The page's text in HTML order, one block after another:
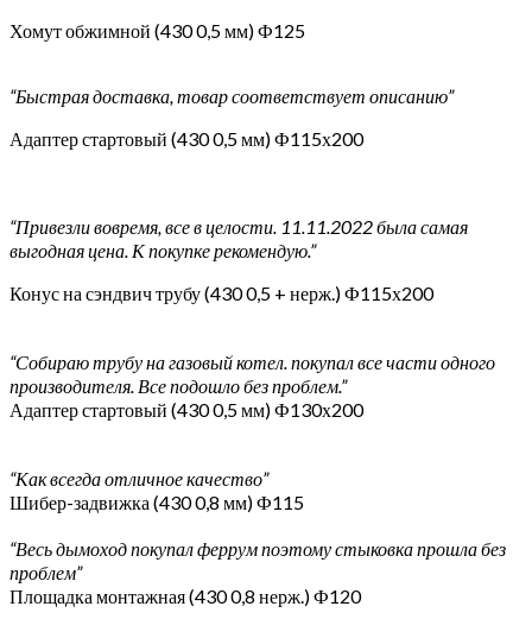
Хомут обжимной (430 0,5 мм) Ф125
“Быстрая доставка, товар соответствует описанию”
Адаптер стартовый (430 0,5 мм) Ф115х200
“Привезли вовремя, все в целости. 11.11.2022 была самая
выгодная цена. К покупке рекомендую.”
Конус на сэндвич трубу (430 0,5 + нерж.) Ф115х200
“Собираю трубу на газовый котел. покупал все части одного
производителя. Все подошло без проблем.”
Адаптер стартовый (430 0,5 мм) Ф130х200
“Как всегда отличное качество”
Шибер-задвижка (430 0,8 мм) Ф115
“Весь дымоход покупал феррум поэтому стыковка прошла без
проблем”
Площадка монтажная (430 0,8 нерж.) Ф120